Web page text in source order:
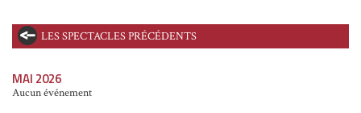
LES SPECTACLES PRÉCÉDENTS
MAI 2026
Aucun événement